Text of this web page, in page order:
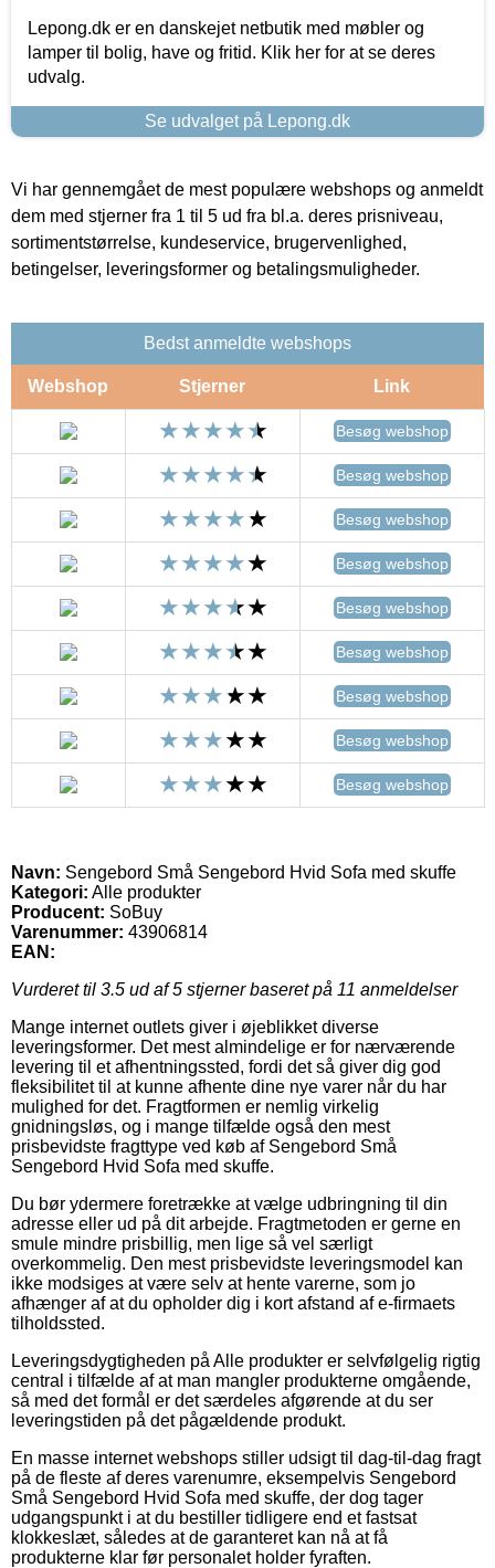
Lepong.dk er en danskejet netbutik med møbler og
lamper til bolig, have og fritid. Klik her for at se deres
udvalg.
Se udvalget på Lepong.dk
Vi har gennemgået de mest populære webshops og anmeldt
dem med stjerner fra 1 til 5 ud fra bl.a. deres prisniveau,
sortimentstørrelse, kundeservice, brugervenlighed,
betingelser, leveringsformer og betalingsmuligheder.
Bedst anmeldte webshops
Webshop Stjerner Link
Besøg webshop
Besøg webshop
Besøg webshop
Besøg webshop
Besøg webshop
Besøg webshop
Besøg webshop
Besøg webshop
Besøg webshop
Navn: Sengebord Små Sengebord Hvid Sofa med skuffe
Kategori: Alle produkter
Producent: SoBuy
Varenummer: 43906814
EAN:
Vurderet til 3.5 ud af 5 stjerner baseret på 11 anmeldelser
Mange internet outlets giver i øjeblikket diverse
leveringsformer. Det mest almindelige er for nærværende
levering til et afhentningssted, fordi det så giver dig god
fleksibilitet til at kunne afhente dine nye varer når du har
mulighed for det. Fragtformen er nemlig virkelig
gnidningsløs, og i mange tilfælde også den mest
prisbevidste fragttype ved køb af Sengebord Små
Sengebord Hvid Sofa med skuffe.
Du bør ydermere foretrække at vælge udbringning til din
adresse eller ud på dit arbejde. Fragtmetoden er gerne en
smule mindre prisbillig, men lige så vel særligt
overkommelig. Den mest prisbevidste leveringsmodel kan
ikke modsiges at være selv at hente varerne, som jo
afhænger af at du opholder dig i kort afstand af e-firmaets
tilholdssted.
Leveringsdygtigheden på Alle produkter er selvfølgelig rigtig
central i tilfælde af at man mangler produkterne omgående,
så med det formål er det særdeles afgørende at du ser
leveringstiden på det pågældende produkt.
En masse internet webshops stiller udsigt til dag-til-dag fragt
på de fleste af deres varenumre, eksempelvis Sengebord
Små Sengebord Hvid Sofa med skuffe, der dog tager
udgangspunkt i at du bestiller tidligere end et fastsat
klokkeslæt, således at de garanteret kan nå at få
produkterne klar før personalet holder fyraften.